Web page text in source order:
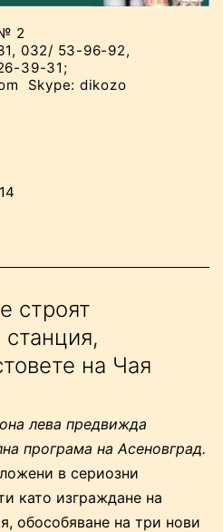
2
032/ 53-96-92,
39-31;
Skype: dikozo
строят
станция,
на Чая
лева предвижда
програма на Асеновград.
в сериозни
като изграждане на
обособяване на три нови